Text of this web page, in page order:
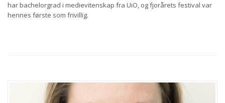
har bachelorgrad i medievitenskap fra UiO, og fjorårets festival var
hennes første som frivillig.